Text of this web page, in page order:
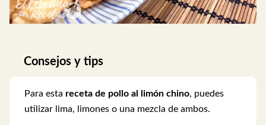
Consejos y tips
Para esta receta de pollo al limón chino, puedes
utilizar lima, limones o una mezcla de ambos.